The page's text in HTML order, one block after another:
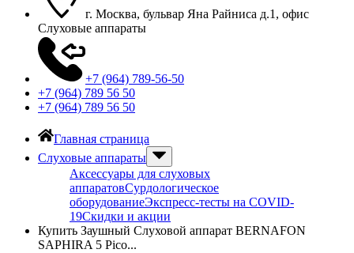
г. Москва, бульвар Яна Райниса д.1, офис
Слуховые аппараты
+7 (964) 789-56-50
+7 (964) 789 56 50
+7 (964) 789 56 50
Главная страница
Слуховые аппараты
Аксессуары для слуховых
аппаратовСурдологическое
оборудованиеЭкспресс-тесты на COVID-
19Скидки и акции
Купить Заушный Слуховой аппарат BERNAFON
SAPHIRA 5 Pico...